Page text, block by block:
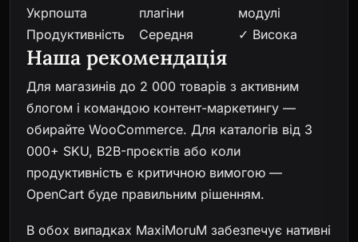
Укрпошта
плагіни
модулі
Продуктивність
Середня ✓ Висока
Наша рекомендація
Для магазинів до 2 000 товарів з активним
блогом і командою контент-маркетингу —
обирайте WooCommerce. Для каталогів від 3
000+ SKU, B2B-проєктів або коли
продуктивність є критичною вимогою —
OpenCart буде правильним рішенням.
В обох випадках MaxiMoruM забезпечує нативні